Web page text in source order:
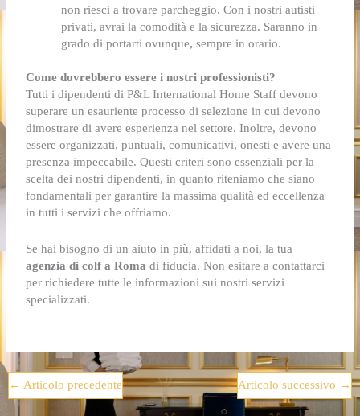
non riesci a trovare parcheggio. Con i nostri autisti
privati, avrai la comodità e la sicurezza. Saranno in
grado di portarti ovunque, sempre in orario.
Come dovrebbero essere i nostri professionisti?
Tutti i dipendenti di P&L International Home Staff devono
superare un esauriente processo di selezione in cui devono
dimostrare di avere esperienza nel settore. Inoltre, devono
essere organizzati, puntuali, comunicativi, onesti e avere una
presenza impeccabile. Questi criteri sono essenziali per la
scelta dei nostri dipendenti, in quanto riteniamo che siano
fondamentali per garantire la massima qualità ed eccellenza
in tutti i servizi che offriamo.
Se hai bisogno di un aiuto in più, affidati a noi, la tua
agenzia di colf a Romadi fiducia. Non esitare a contattarci
per richiedere tutte le informazioni sui nostri servizi
specializzati.
← Articolo precedente Articolo successivo →